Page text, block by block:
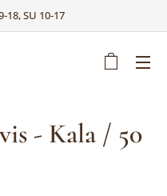
18, SU 10-17
- Kala / 50